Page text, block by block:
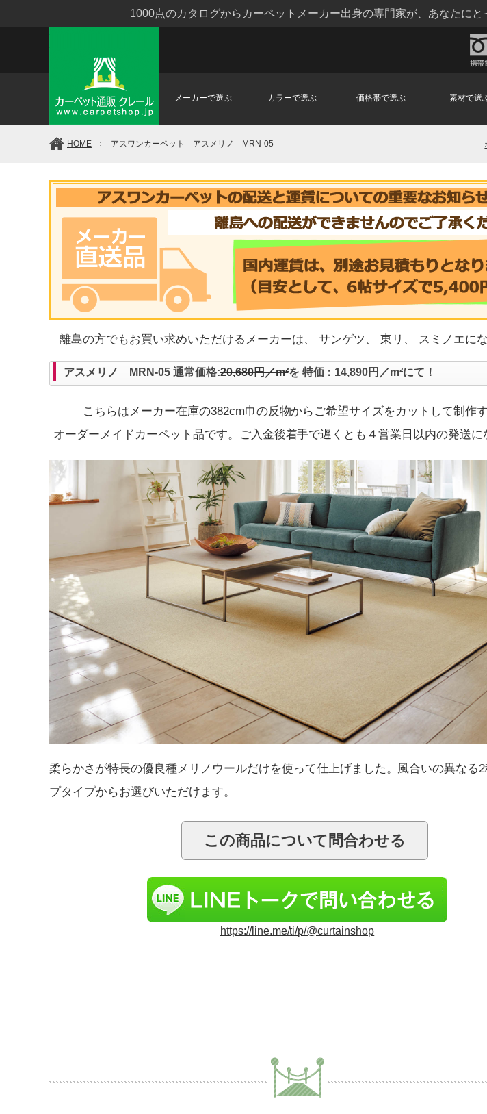
1000点のカタログからカーペットメーカー出身の専門家が、あなたに
メーカーで選ぶ カラーで選ぶ 価格帯で選ぶ 素材で選
HOME アスワンカーペット アスメリノ MRN-05
離島の方でもお買い求めいただけるメーカーは、 サンゲツ 、 東リ 、 スミノエに
アスメリノ MRN-05 通常価格:20,680円／m²を 特価：14,890円／m²にて！
こちらはメーカー在庫の382cm巾の反物からご希望サイズをカットして制作す
オーダーメイドカーペット品です。ご入金後着手で遅くとも４営業日以内の発送に
柔らかさが特長の優良種メリノウールだけを使って仕上げました。風合いの異なる
プタイプからお選びいただけます。
https://line.me/ti/p/@curtainshop